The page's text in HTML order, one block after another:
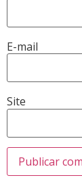
E-mail
Site